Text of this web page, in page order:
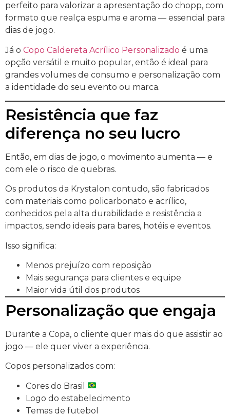
perfeito para valorizar a apresentação do chopp, com
formato que realça espuma e aroma — essencial para
dias de jogo.
Já o Copo Caldereta Acrílico Personalizado é uma
opção versátil e muito popular, então é ideal para
grandes volumes de consumo e personalização com
a identidade do seu evento ou marca.
Resistência que faz
diferença no seu lucro
Então, em dias de jogo, o movimento aumenta — e
com ele o risco de quebras.
Os produtos da Krystalon contudo, são fabricados
com materiais como policarbonato e acrílico,
conhecidos pela alta durabilidade e resistência a
impactos, sendo ideais para bares, hotéis e eventos.
Isso significa:
Menos prejuízo com reposição
Mais segurança para clientes e equipe
Maior vida útil dos produtos
Personalização que engaja
Durante a Copa, o cliente quer mais do que assistir ao
jogo — ele quer viver a experiência.
Copos personalizados com:
Cores do Brasil
Logo do estabelecimento
Temas de futebol